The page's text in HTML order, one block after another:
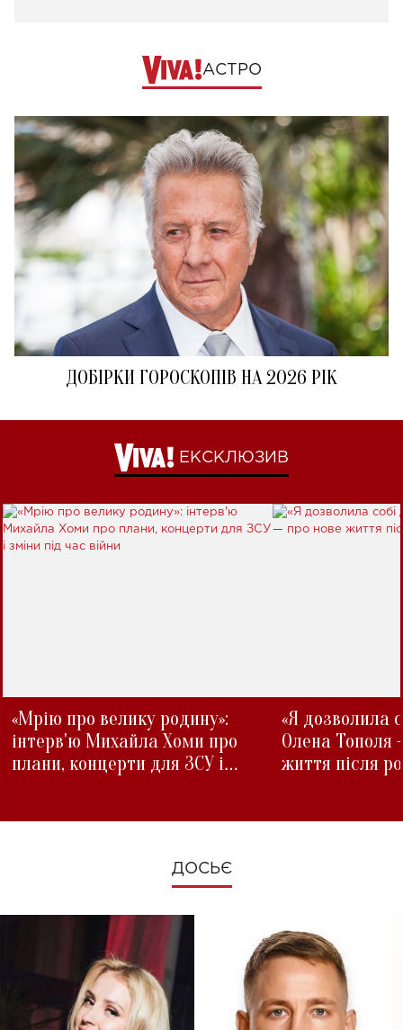
АСТРО
ДОБІРКИ ГОРОСКОПІВ НА 2026 РІК
ЕКСКЛЮЗИВ
«Мрію про велику родину»:
інтерв'ю Михайла Хоми про
плани, концерти для ЗСУ і
«Я дозволила
Олена Тополя
життя після
ДОСЬЄ